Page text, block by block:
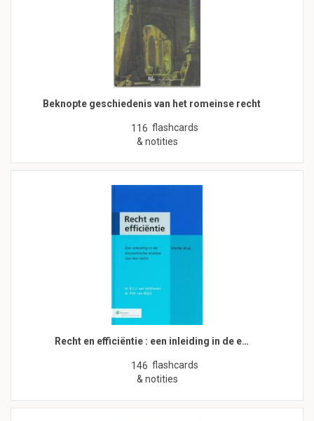
Beknopte geschiedenis van het romeinse recht
116 flashcards
& notities
Recht en efficiëntie : een inleiding in de e…
146 flashcards
& notities